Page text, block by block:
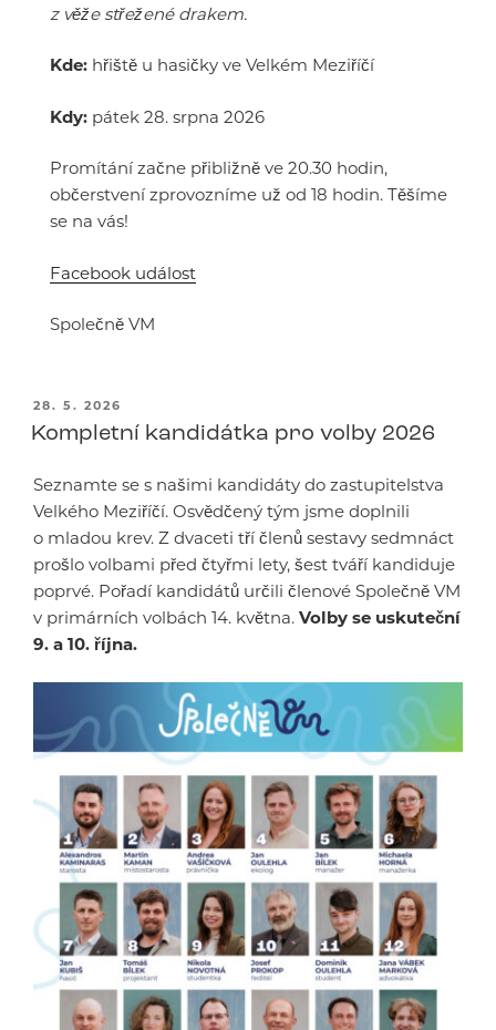
z věže střežené drakem.
Kde: hřiště u hasičky ve Velkém Meziříčí
Kdy: pátek 28. srpna 2026
Promítání začne přibližně ve 20.30 hodin,
občerstvení zprovozníme už od 18 hodin. Těšíme
se na vás!
Facebook událost
Společně VM
PUBLIKOVÁNO
28. 5. 2026
Kompletní kandidátka pro volby 2026
Seznamte se s našimi kandidáty do zastupitelstva
Velkého Meziříčí. Osvědčený tým jsme doplnili
o mladou krev. Z dvaceti tří členů sestavy sedmnáct
prošlo volbami před čtyřmi lety, šest tváří kandiduje
poprvé. Pořadí kandidátů určili členové Společně VM
v primárních volbách 14. května. Volby se uskuteční
9. a 10. října.